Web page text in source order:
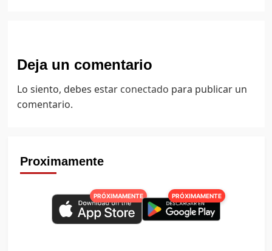
Deja un comentario
Lo siento, debes estar conectado para publicar un
comentario.
Proximamente
PRÓXIMAMENTE PRÓXIMAMENTE